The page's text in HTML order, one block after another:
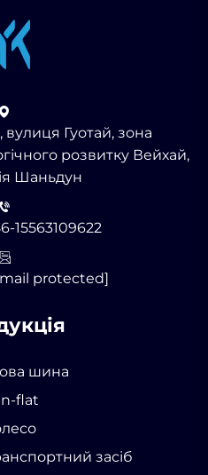
вулиця Гуотай, зона
розвитку Вейхай,
Шаньдун
15563109622
protected]
шина
flat
засіб